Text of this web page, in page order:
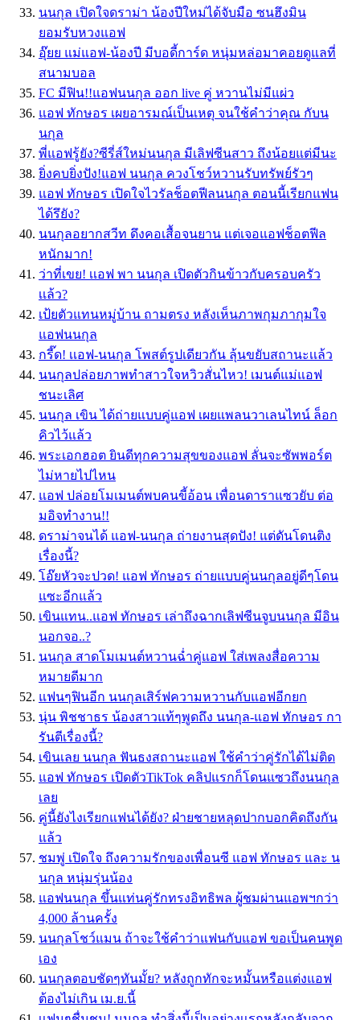
นนกุล เปิดใจดราม่า น้องปีใหม่ได้จับมือ ซนฮึงมิน
ยอมรับหวงแอฟ
อุ๊ยย แม่แอฟ-น้องปี มีบอดี้การ์ด หนุ่มหล่อมาคอยดูแลที่
สนามบอล
FC มีฟิน!!แอฟนนกุล ออก live คู่ หวานไม่มีแผ่ว
แอฟ ทักษอร เผยอารมณ์เป็นเหตุ จนใช้คำว่าคุณ กับน
นกุล
พี่แอฟรู้ยัง?ซีรี่ส์ใหม่นนกุล มีเลิฟซีนสาว ถึงน้อยแต่มีนะ
ยิ่งคบยิ่งปัง!แอฟ นนกุล ควงโชว์หวานรับทรัพย์รัวๆ
แอฟ ทักษอร เปิดใจไวรัลช็อตฟีลนนกุล ตอนนี้เรียกแฟน
ได้รึยัง?
นนกุลอยากสวีท ดึงคอเสื้อจนยาน แต่เจอแอฟช็อตฟีล
หนักมาก!
ว่าที่เขย! เเอฟ พา นนกุล เปิดตัวกินข้าวกับครอบครัว
เเล้ว?
เป้ยตัวแทนหมู่บ้าน ถามตรง หลังเห็นภาพกุมภากุมใจ
แอฟนนกุล
กรี๊ด! เเอฟ-นนกุล โพสต์รูปเดียวกัน ลุ้นขยับสถานะเเล้ว
นนกุลปล่อยภาพทำสาวใจหวิวสั่นไหว! เมนต์แม่แอฟ
ชนะเลิศ
นนกุล เขิน ได้ถ่ายแบบคู่แอฟ เผยแพลนวาเลนไทน์ ล็อก
คิวไว้แล้ว
พระเอกฮอต ยินดีทุกความสุขของแอฟ ลั่นจะซัพพอร์ต
ไม่หายไปไหน
แอฟ ปล่อยโมเมนต์พบคนขี้อ้อน เพื่อนดาราแซวยับ ต่อ
มอิจทำงาน!!
ดราม่าจนได้ แอฟ-นนกุล ถ่ายงานสุดปัง! แต่ดันโดนติง
เรื่องนี้?
โอ๊ยหัวจะปวด! แอฟ ทักษอร ถ่ายแบบคู่นนกุลอยู่ดีๆโดน
แซะอีกแล้ว
เขินแทน..แอฟ ทักษอร เล่าถึงฉากเลิฟซีนจูบนนกุล มีอิน
นอกจอ..?
นนกุล สาดโมเมนต์หวานฉ่ำคู่แอฟ ใส่เพลงสื่อความ
หมายดีมาก
แฟนๆฟินอีก นนกุลเสิร์ฟความหวานกับแอฟอีกยก
นุ่น พิชชาธร น้องสาวแท้ๆพูดถึง นนกุล-แอฟ ทักษอร กา
รันตีเรื่องนี้?
เขินเลย นนกุล ฟันธงสถานะแอฟ ใช้คำว่าคู่รักได้ไม่ติด
แอฟ ทักษอร เปิดตัวTikTok คลิปแรกก็โดนแซวถึงนนกุล
เลย
คู่นี้ยังไงเรียกแฟนได้ยัง? ฝ่ายชายหลุดปากบอกคิดถึงกัน
แล้ว
ชมพู่ เปิดใจ ถึงความรักของเพื่อนซี แอฟ ทักษอร และ น
นกุล หนุ่มรุ่นน้อง
แอฟนนกุล ขึ้นแท่นคู่รักทรงอิทธิพล ผู้ชมผ่านแอพฯกว่า
4,000 ล้านครั้ง
นนกุลโชว์แมน ถ้าจะใช้คำว่าแฟนกับแอฟ ขอเป็นคนพูด
เอง
นนกุลตอบชัดๆทันมั้ย? หลังถูกทักจะหมั้นหรือแต่งแอฟ
ต้องไม่เกิน เม.ย.นี้